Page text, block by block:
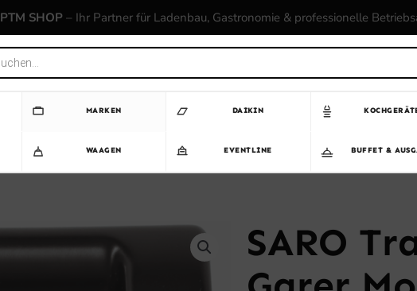
PTM SHOP– Ihr Partner für Ladenbau, Gastronomie & professionelle
MARKEN DAIKIN
WAAGEN EVENTLINE BUFFET &
SARO